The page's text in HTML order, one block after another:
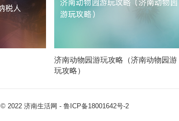
济南动物园游玩攻略（济南动物园游
玩攻略）
© 2022 济南生活网 - 鲁ICP备18001642号-2